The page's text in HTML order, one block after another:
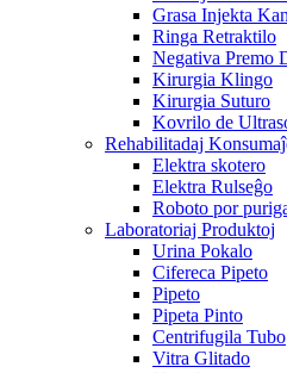
Grasa Injekta
Ringa Retraktilo
Negativa Premo
Kirurgia Klingo
Kirurgia Suturo
Kovrilo de
Rehabilitadaj
Elektra skotero
Elektra Rulseĝo
Roboto por
Laboratoriaj Produktoj
Urina Pokalo
Cifereca Pipeto
Pipeto
Pipeta Pinto
Centrifugila Tubo
Vitra Glitado